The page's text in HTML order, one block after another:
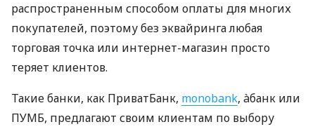
распространенным способом оплаты для многих
покупателей, поэтому без эквайринга любая
торговая точка или интернет-магазин просто
теряет клиентов.
Такие банки, как ПриватБанк, monobank, àбанк или
ПУМБ, предлагают своим клиентам по выбору